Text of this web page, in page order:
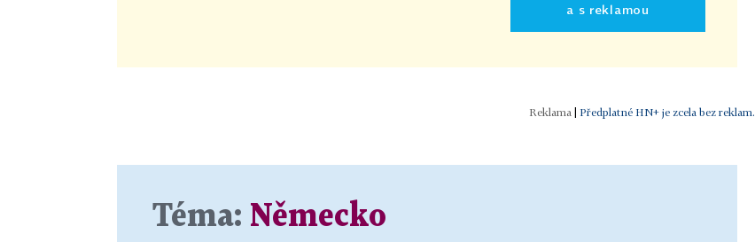
a s reklamou
| Předplatné HN+ je zcela bez reklam.
Téma: Německo